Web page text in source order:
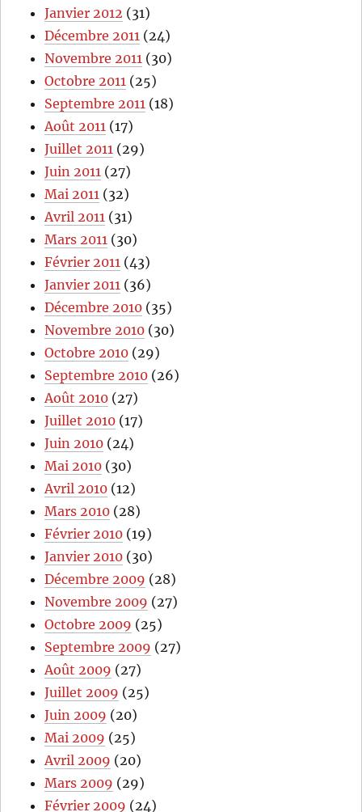
Janvier 2012 (31)
Décembre 2011 (24)
Novembre 2011 (30)
Octobre 2011 (25)
Septembre 2011 (18)
Août 2011 (17)
Juillet 2011 (29)
Juin 2011 (27)
Mai 2011 (32)
Avril 2011 (31)
Mars 2011 (30)
Février 2011 (43)
Janvier 2011 (36)
Décembre 2010 (35)
Novembre 2010 (30)
Octobre 2010 (29)
Septembre 2010 (26)
Août 2010 (27)
Juillet 2010 (17)
Juin 2010 (24)
Mai 2010 (30)
Avril 2010 (12)
Mars 2010 (28)
Février 2010 (19)
Janvier 2010 (30)
Décembre 2009 (28)
Novembre 2009 (27)
Octobre 2009 (25)
Septembre 2009 (27)
Août 2009 (27)
Juillet 2009 (25)
Juin 2009 (20)
Mai 2009 (25)
Avril 2009 (20)
Mars 2009 (29)
Février 2009 (24)